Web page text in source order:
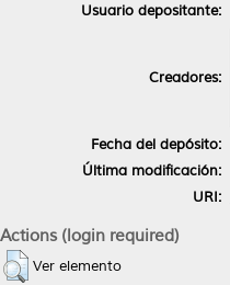
Usuario depositante:
Creadores:
Fecha del depósito:
Última modificación:
URI:
Actions (login required)
Ver elemento